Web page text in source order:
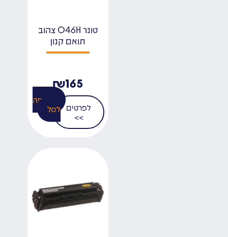
טונר 046H צהוב
תואם קנון
₪165
לפרטים
>>
הוספה
לסל